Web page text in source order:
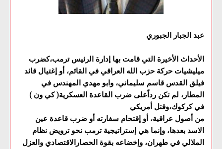
عبد الجبار الجبوري
الأحداث الأخيرة التي قامت بها إدارة الرئيس ترمب،كضرب
ميليشيات حركة حزب الله العراقي في القائم، أو إغتيال قائد
فيلق القدس قاسم سليماني، وابو مهدي المهندس في
المطار، لم تكن رداًعلى ضرب القاعدة العسكرية( كي ون )
في كركوك،وقتل أمريكي
من أصول عراقية، أو إقتحام سفارته أو ضرب قاعدة عين
الاسد بعدها، وإنما هي إستراتيجية ترمب نحو ترويض نظام
الملالي في طهران، وإخضاعه بقوة الحصارالاقتصادي والعزل